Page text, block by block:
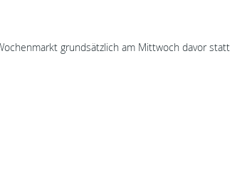
grundsätzlich am Mittwoch davor statt